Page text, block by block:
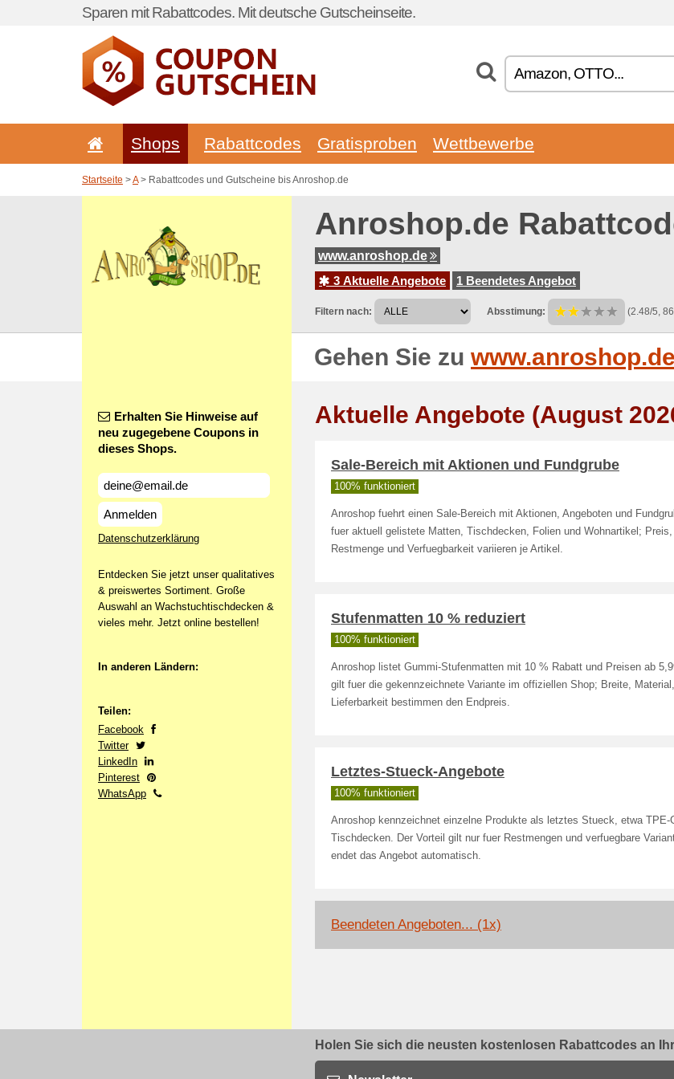
Sparen mit Rabattcodes. Mit deutsche Gutscheinseite.
Shops Rabattcodes Gratisproben Wettbewerbe
Startseite >A> Rabattcodes und Gutscheine bis Anroshop.de
Anroshop.de
www.anroshop.de
3 Aktuelle Angebote
1 Beendetes Angebot
Filtern nach: Absstimung: (2.48/5,
Gehen Sie zu www.anroshop.de
Erhalten Sie Hinweise auf
neu zugegebene Coupons in
dieses Shops.
Anmelden
Datenschutzerklärung
Entdecken Sie jetzt unser qualitatives
& preiswertes Sortiment. Große
Auswahl an Wachstuchtischdecken &
vieles mehr. Jetzt online bestellen!
In anderen Ländern:
Teilen:
Facebook
Twitter
LinkedIn
Pinterest
WhatsApp
Aktuelle Angebote (August
Sale-Bereich mit Aktionen und Fundgrube
100% funktioniert
Anroshop fuehrt einen Sale-Bereich mit Aktionen, Angeboten und
fuer aktuell gelistete Matten, Tischdecken, Folien und Wohnartikel;
Restmenge und Verfuegbarkeit variieren je Artikel.
Stufenmatten 10 % reduziert
100% funktioniert
Anroshop listet Gummi-Stufenmatten mit 10 % Rabatt und Preisen ab
gilt fuer die gekennzeichnete Variante im offiziellen Shop; Breite,
Lieferbarkeit bestimmen den Endpreis.
Letztes-Stueck-Angebote
100% funktioniert
Anroshop kennzeichnet einzelne Produkte als letztes Stueck, etwa TPE-
Tischdecken. Der Vorteil gilt nur fuer Restmengen und verfuegbare
endet das Angebot automatisch.
Beendeten Angeboten... (1x)
Holen Sie sich die neusten kostenlosen Rabattcodes an